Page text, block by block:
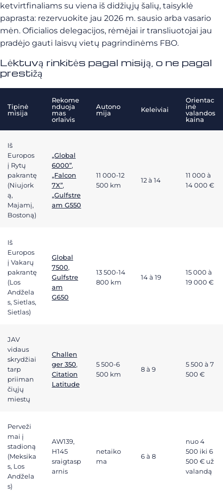
ketvirtfinaliams su viena iš didžiųjų šalių, taisyklė
paprasta: rezervuokite jau 2026 m. sausio arba vasario
mėn. Oficialios delegacijos, rėmėjai ir transliuotojai jau
pradėjo gauti laisvų vietų pagrindinėms FBO.
Lėktuvą rinkitės pagal misiją, o ne pagal
prestižą
Tipinė
misija
Rekome
nduoja
mas
orlaivis
Autono
mija
Keleiviai
Orientac
inė
valandos
kaina
Iš
Europos
į Rytų
pakrantę
(Niujork
ą,
Majamį,
Bostoną)
„Global
6000”,
„Falcon
7X”,
„Gulfstre
am G550
11 000-12
500 km
12 à 14
11 000 à
14 000 €
Iš
Europos
į Vakarų
pakrantę
(Los
Andžela
s, Sietlas,
Sietlas)
Global
7500,
Gulfstre
am
G650
13 500-14
800 km
14 à 19
15 000 à
19 000 €
JAV
vidaus
skrydžiai
tarp
priiman
čiųjų
miestų
Challen
ger 350,
Citation
Latitude
5 500-6
500 km
8 à 9
5 500 à 7
500 €
Perveži
mai į
stadioną
(Meksika
s, Los
Andžela
s)
AW139,
H145
sraigtasp
arnis
netaiko
ma
6 à 8
nuo 4
500 iki 6
500 € už
valandą